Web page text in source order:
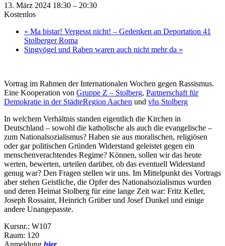
13. März 2024 18:30 – 20:30
Kostenlos
« Ma bistar! Vergesst nicht! – Gedenken an Deportation 41
Stolberger Roma
Singvögel und Raben waren auch nicht mehr da »
Vortrag im Rahmen der Internationalen Wochen gegen Rassismus.
Eine Kooperation von Gruppe Z – Stolberg, Partnerschaft für
Demokratie in der StädteRegion Aachen und vhs Stolberg
In welchem Verhältnis standen eigentlich die Kirchen in
Deutschland – sowohl die katholische als auch die evangelische –
zum Nationalsozialismus? Haben sie aus moralischen, religiösen
oder gar politischen Gründen Widerstand geleistet gegen ein
menschenverachtendes Regime? Können, sollen wir das heute
werten, bewerten, urteilen darüber, ob das eventuell Widerstand
genug war? Den Fragen stellen wir uns. Im Mittelpunkt des Vortrags
aber stehen Geistliche, die Opfer des Nationalsozialismus wurden
und deren Heimat Stolberg für eine lange Zeit war: Fritz Keller,
Joseph Rossaint, Heinrich Grüber und Josef Dunkel und einige
andere Unangepasste.
Kursnr.: W107
Raum: 120
Anmeldung hier.